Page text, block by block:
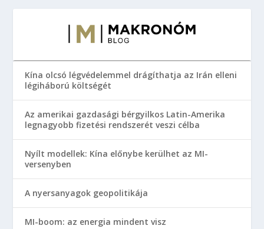
Kína olcsó légvédelemmel drágíthatja az Irán elleni
légiháború költségét
Az amerikai gazdasági bérgyilkos Latin-Amerika
legnagyobb fizetési rendszerét veszi célba
Nyílt modellek: Kína előnybe kerülhet az MI-
versenyben
A nyersanyagok geopolitikája
MI-boom: az energia mindent visz